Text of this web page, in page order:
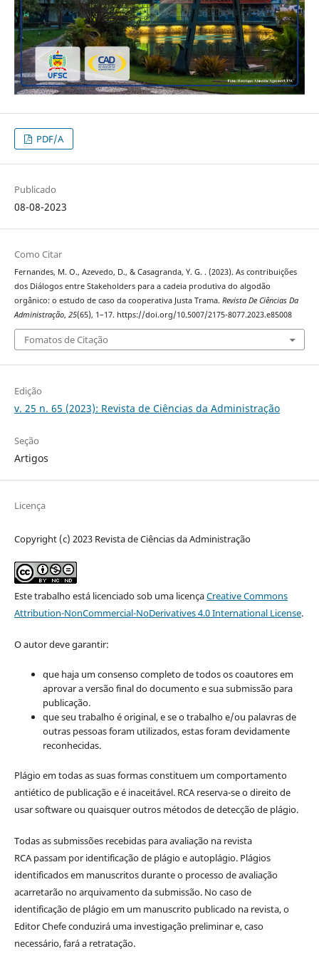
PDF/A
Publicado
08-08-2023
Como Citar
Fernandes, M. O., Azevedo, D., & Casagranda, Y. G. . (2023). As contribuições
dos Diálogos entre Stakeholders para a cadeia produtiva do algodão
orgânico: o estudo de caso da cooperativa Justa Trama. Revista De Ciências Da
Administração, 25(65), 1–17. https://doi.org/10.5007/2175-8077.2023.e85008
Fomatos de Citação
Edição
v. 25 n. 65 (2023): Revista de Ciências da Administração
Seção
Artigos
Licença
Copyright (c) 2023 Revista de Ciências da Administração
Este trabalho está licenciado sob uma licençaCreative Commons
Attribution-NonCommercial-NoDerivatives 4.0 International License.
O autor deve garantir:
que haja um consenso completo de todos os coautores em
aprovar a versão final do documento e sua submissão para
publicação.
que seu trabalho é original, e se o trabalho e/ou palavras de
outras pessoas foram utilizados, estas foram devidamente
reconhecidas.
Plágio em todas as suas formas constituem um comportamento
antiético de publicação e é inaceitável. RCA reserva-se o direito de
usar software ou quaisquer outros métodos de detecção de plágio.
Todas as submissões recebidas para avaliação na revista
RCA passam por identificação de plágio e autoplágio. Plágios
identificados em manuscritos durante o processo de avaliação
acarretarão no arquivamento da submissão. No caso de
identificação de plágio em um manuscrito publicado na revista, o
Editor Chefe conduzirá uma investigação preliminar e, caso
necessário, fará a retratação.